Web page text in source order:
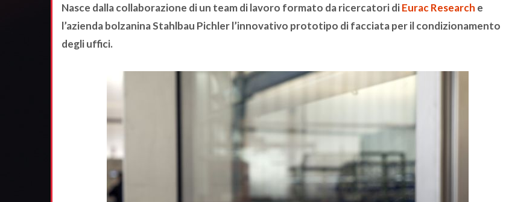
Nasce dalla collaborazione di un team di lavoro formato da ricercatori diEurac Research e
l’azienda bolzanina Stahlbau Pichler l’innovativo prototipo di facciata per il condizionamento
degli uffici.